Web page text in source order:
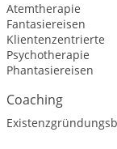
Atemtherapie
Fantasiereisen
Klientenzentrierte
Psychotherapie
Phantasiereisen
Coaching